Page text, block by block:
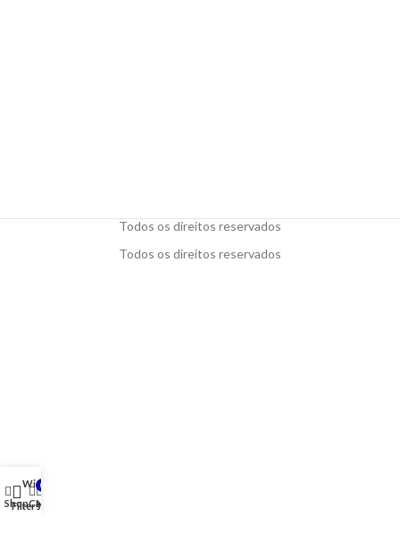
Todos os direitos reservados
Todos os direitos reservados
Shop
Filters
Wishlist
0
CartMy account